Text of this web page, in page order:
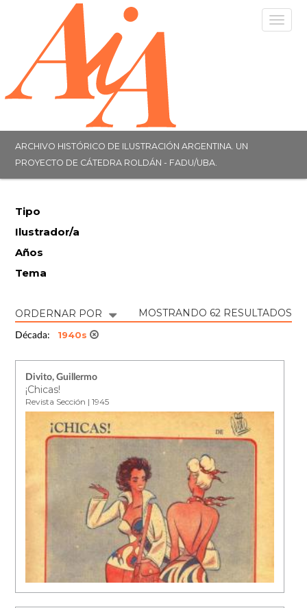
ARCHIVO HISTÓRICO DE ILUSTRACIÓN ARGENTINA. UN
PROYECTO DE CÁTEDRA ROLDÁN - FADU/UBA.
Tipo
Ilustrador/a
Años
Tema
ORDERNAR POR MOSTRANDO 62 RESULTADOS
Década: 1940s
Divito, Guillermo
¡Chicas!
Revista Sección | 1945